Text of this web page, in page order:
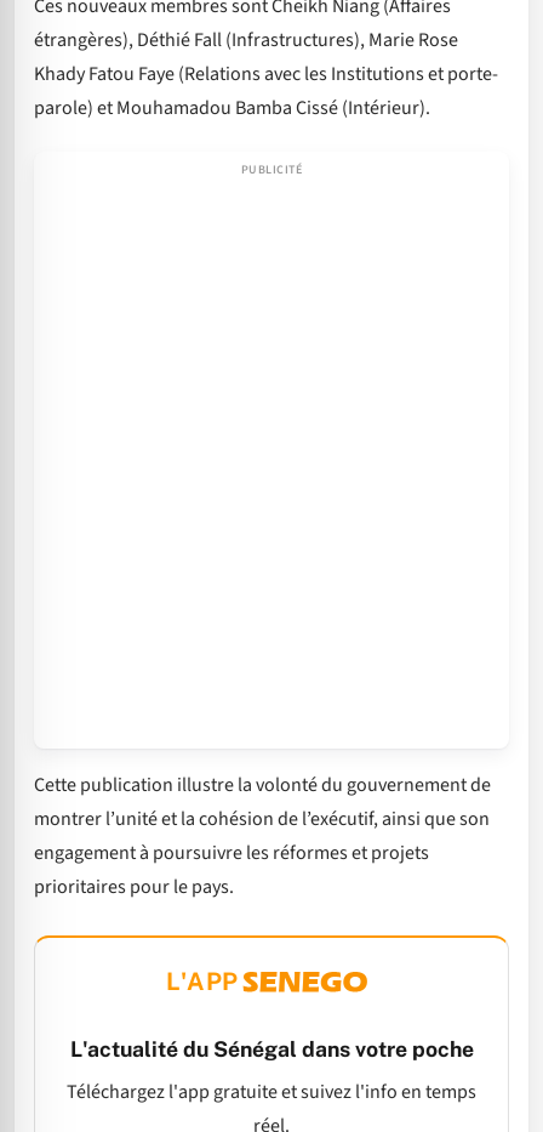
Ces nouveaux membres sont Cheikh Niang (Affaires
étrangères), Déthié Fall (Infrastructures), Marie Rose
Khady Fatou Faye (Relations avec les Institutions et porte-
parole) et Mouhamadou Bamba Cissé (Intérieur).
Cette publication illustre la volonté du gouvernement de
montrer l’unité et la cohésion de l’exécutif, ainsi que son
engagement à poursuivre les réformes et projets
prioritaires pour le pays.
L'APP
L'actualité du Sénégal dans votre poche
Téléchargez l'app gratuite et suivez l'info en temps
réel.